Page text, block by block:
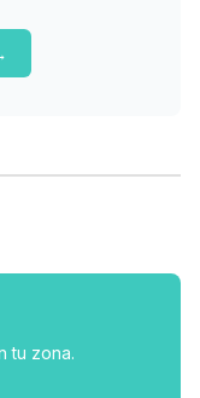
tu zona.